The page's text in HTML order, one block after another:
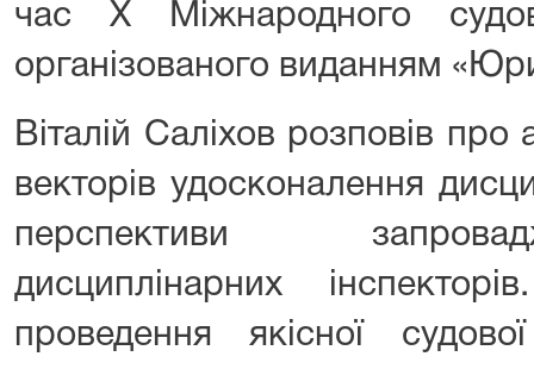
час X Міжнародного
організованого виданням
Віталій Саліхов розповів
векторів удосконалення
перспективи
дисциплінарних
проведення якісної